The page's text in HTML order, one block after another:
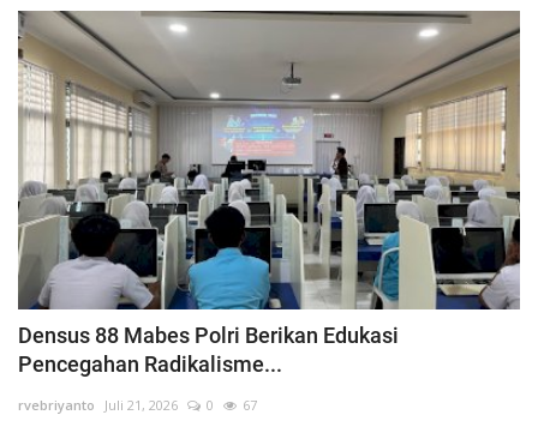
Densus 88 Mabes Polri Berikan Edukasi
Pencegahan Radikalisme...
rvebriyanto Juli 21, 2026 0 67